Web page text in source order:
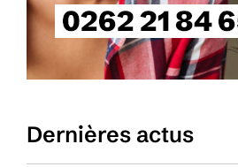
Dernières actus